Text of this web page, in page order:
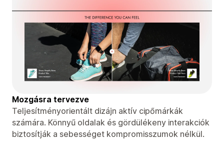
Mozgásra tervezve
Teljesítményorientált dizájn aktív cipőmárkák
számára. Könnyű oldalak és gördülékeny interakciók
biztosítják a sebességet kompromisszumok nélkül.